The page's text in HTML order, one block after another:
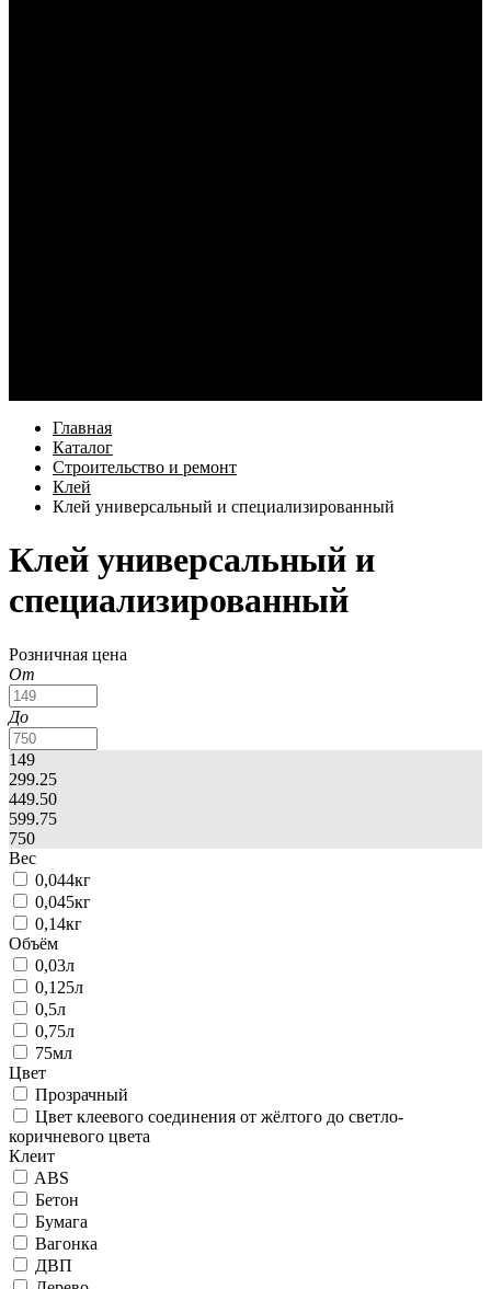
Главная
Каталог
Строительство и ремонт
Клей
Клей универсальный и специализированный
Клей универсальный и
специализированный
Розничная цена
От
До
149
299.25
449.50
599.75
750
Вес
0,044кг
0,045кг
0,14кг
Объём
0,03л
0,125л
0,5л
0,75л
75мл
Цвет
Прозрачный
Цвет клеевого соединения от жёлтого до светло-
коричневого цвета
Клеит
ABS
Бетон
Бумага
Вагонка
ДВП